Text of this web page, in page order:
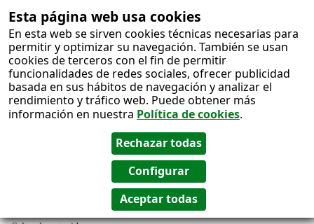
Esta página web usa cookies
En esta web se sirven cookies técnicas necesarias para
permitir y optimizar su navegación. También se usan
cookies de terceros con el fin de permitir
funcionalidades de redes sociales, ofrecer publicidad
basada en sus hábitos de navegación y analizar el
rendimiento y tráfico web. Puede obtener más
información en nuestra Política de cookies.